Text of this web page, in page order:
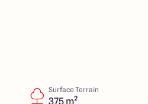
Surface Terrain
375 m²